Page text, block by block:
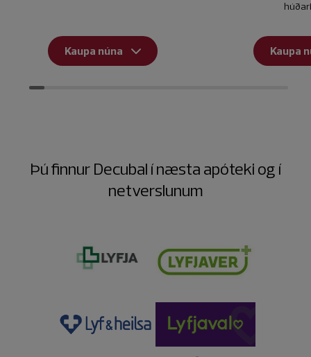
Kaupa núna Kaupa
Þú finnur Decubal í næsta apóteki og í
netverslunum